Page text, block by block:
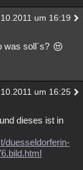
um 16:19
was soll´s?
um 16:25
dieses ist in
duesseldorferin-